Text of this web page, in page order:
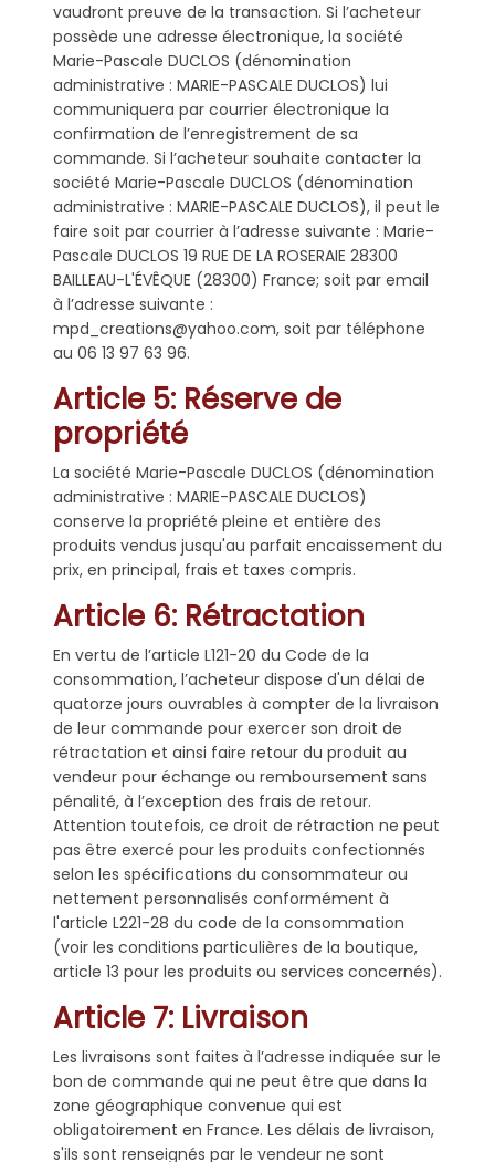
vaudront preuve de la transaction. Si l’acheteur
possède une adresse électronique, la société
Marie-Pascale DUCLOS (dénomination
administrative : MARIE-PASCALE DUCLOS) lui
communiquera par courrier électronique la
confirmation de l’enregistrement de sa
commande. Si l’acheteur souhaite contacter la
société Marie-Pascale DUCLOS (dénomination
administrative : MARIE-PASCALE DUCLOS), il peut le
faire soit par courrier à l’adresse suivante : Marie-
Pascale DUCLOS 19 RUE DE LA ROSERAIE 28300
BAILLEAU-L'ÉVÊQUE (28300) France; soit par email
à l’adresse suivante :
mpd_creations@yahoo.com, soit par téléphone
au 06 13 97 63 96.
Article 5: Réserve de
propriété
La société Marie-Pascale DUCLOS (dénomination
administrative : MARIE-PASCALE DUCLOS)
conserve la propriété pleine et entière des
produits vendus jusqu'au parfait encaissement du
prix, en principal, frais et taxes compris.
Article 6: Rétractation
En vertu de l’article L121-20 du Code de la
consommation, l’acheteur dispose d'un délai de
quatorze jours ouvrables à compter de la livraison
de leur commande pour exercer son droit de
rétractation et ainsi faire retour du produit au
vendeur pour échange ou remboursement sans
pénalité, à l’exception des frais de retour.
Attention toutefois, ce droit de rétraction ne peut
pas être exercé pour les produits confectionnés
selon les spécifications du consommateur ou
nettement personnalisés conformément à
l'article L221-28 du code de la consommation
(voir les conditions particulières de la boutique,
article 13 pour les produits ou services concernés).
Article 7: Livraison
Les livraisons sont faites à l’adresse indiquée sur le
bon de commande qui ne peut être que dans la
zone géographique convenue qui est
obligatoirement en France. Les délais de livraison,
s'ils sont renseignés par le vendeur ne sont